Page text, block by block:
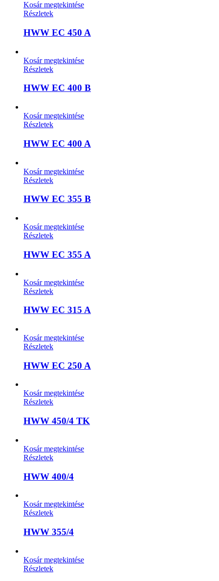
Kosár megtekintése
Részletek
HWW EC 450 A
Kosár megtekintése
Részletek
HWW EC 400 B
Kosár megtekintése
Részletek
HWW EC 400 A
Kosár megtekintése
Részletek
HWW EC 355 B
Kosár megtekintése
Részletek
HWW EC 355 A
Kosár megtekintése
Részletek
HWW EC 315 A
Kosár megtekintése
Részletek
HWW EC 250 A
Kosár megtekintése
Részletek
HWW 450/4 TK
Kosár megtekintése
Részletek
HWW 400/4
Kosár megtekintése
Részletek
HWW 355/4
Kosár megtekintése
Részletek